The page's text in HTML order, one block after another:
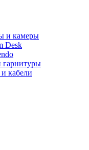
и камеры
Desk
кабели